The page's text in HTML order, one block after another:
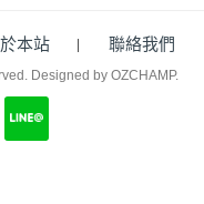
本站 聯絡我們
Designed by OZCHAMP.